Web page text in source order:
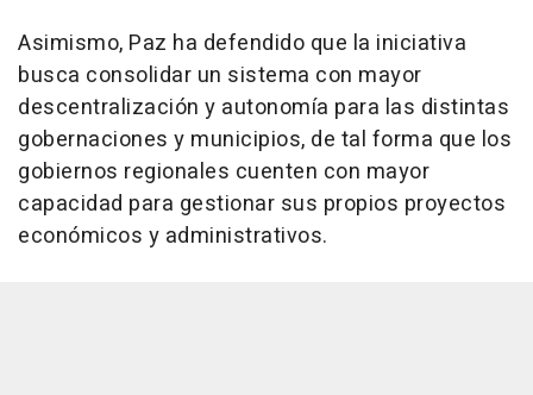
Asimismo, Paz ha defendido que la iniciativa
busca consolidar un sistema con mayor
descentralización y autonomía para las distintas
gobernaciones y municipios, de tal forma que los
gobiernos regionales cuenten con mayor
capacidad para gestionar sus propios proyectos
económicos y administrativos.